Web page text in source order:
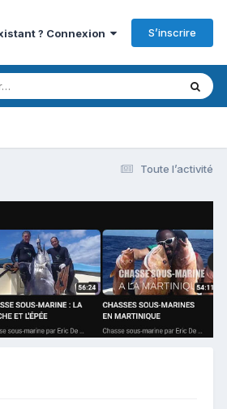
? Connexion S’inscrire
Toute l’activité